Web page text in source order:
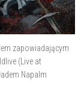
zapowiadającym
(Live at
Napalm